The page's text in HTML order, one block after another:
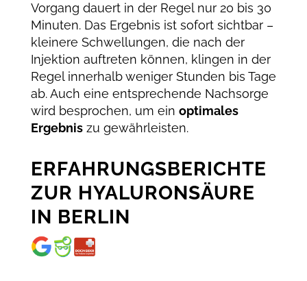
Vorgang dauert in der Regel nur 20 bis 30
Minuten. Das Ergebnis ist sofort sichtbar –
kleinere Schwellungen, die nach der
Injektion auftreten können, klingen in der
Regel innerhalb weniger Stunden bis Tage
ab. Auch eine entsprechende Nachsorge
wird besprochen, um ein optimales
Ergebniszu gewährleisten.
ERFAHRUNGSBERICHTE
ZUR HYALURONSÄURE
IN BERLIN